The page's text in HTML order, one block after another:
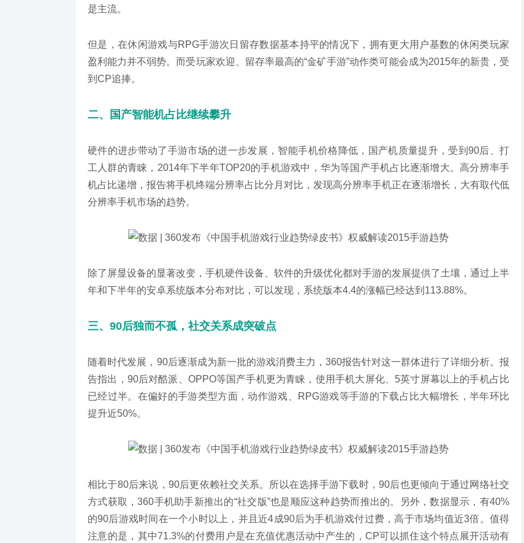
是主流。
但是，在休闲游戏与RPG手游次日留存数据基本持平的情况下，拥有更大用户基数的休闲类玩家
盈利能力并不弱势。而受玩家欢迎、留存率最高的“金矿手游”动作类可能会成为2015年的新贵，受
到CP追捧。
二、国产智能机占比继续攀升
硬件的进步带动了手游市场的进一步发展，智能手机价格降低，国产机质量提升，受到90后、打
工人群的青睐，2014年下半年TOP20的手机游戏中，华为等国产手机占比逐渐增大。高分辨率手
机占比递增，报告将手机终端分辨率占比分月对比，发现高分辨率手机正在逐渐增长，大有取代低
分辨率手机市场的趋势。
除了屏显设备的显著改变，手机硬件设备、软件的升级优化都对手游的发展提供了土壤，通过上半
年和下半年的安卓系统版本分布对比，可以发现，系统版本4.4的涨幅已经达到113.88%。
三、90后独而不孤，社交关系成突破点
随着时代发展，90后逐渐成为新一批的游戏消费主力，360报告针对这一群体进行了详细分析。报
告指出，90后对酷派、OPPO等国产手机更为青睐，使用手机大屏化、5英寸屏幕以上的手机占比
已经过半。在偏好的手游类型方面，动作游戏、RPG游戏等手游的下载占比大幅增长，半年环比
提升近50%。
相比于80后来说，90后更依赖社交关系。所以在选择手游下载时，90后也更倾向于通过网络社交
方式获取，360手机助手新推出的“社交版”也是顺应这种趋势而推出的。另外，数据显示，有40%
的90后游戏时间在一个小时以上，并且近4成90后为手机游戏付过费，高于市场均值近3倍。值得
注意的是，其中71.3%的付费用户是在充值优惠活动中产生的，CP可以抓住这个特点展开活动有